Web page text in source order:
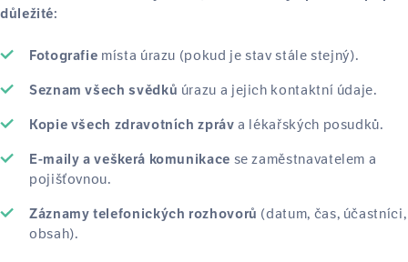
důležité:
Fotografie místa úrazu (pokud je stav stále stejný).
Seznam všech svědků úrazu a jejich kontaktní údaje.
Kopie všech zdravotních zpráv a lékařských posudků.
E-maily a veškerá komunikace se zaměstnavatelem a
pojišťovnou.
Záznamy telefonických rozhovorů (datum, čas, účastníci,
obsah).